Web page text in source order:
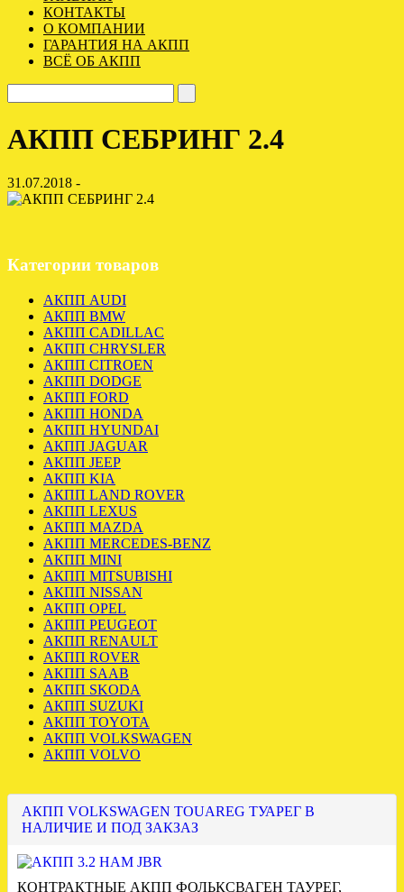
КОНТАКТЫ
О КОМПАНИИ
ГАРАНТИЯ НА АКПП
ВСЁ ОБ АКПП
АКПП СЕБРИНГ 2.4
31.07.2018 -
Категории товаров
АКПП AUDI
АКПП BMW
АКПП CADILLAC
АКПП CHRYSLER
АКПП CITROEN
АКПП DODGE
АКПП FORD
АКПП HONDA
АКПП HYUNDAI
АКПП JAGUAR
АКПП JEEP
АКПП KIA
АКПП LAND ROVER
АКПП LEXUS
АКПП MAZDA
АКПП MERCEDES-BENZ
АКПП MINI
АКПП MITSUBISHI
АКПП NISSAN
АКПП OPEL
АКПП PEUGEOT
АКПП RENAULT
АКПП ROVER
АКПП SAAB
АКПП SKODA
АКПП SUZUKI
АКПП TOYOTA
АКПП VOLKSWAGEN
АКПП VOLVO
АКПП VOLKSWAGEN TOUAREG ТУАРЕГ В
НАЛИЧИЕ И ПОД ЗАКЗАЗ
КОНТРАКТНЫЕ АКПП ФОЛЬКСВАГЕН ТАУРЕГ,